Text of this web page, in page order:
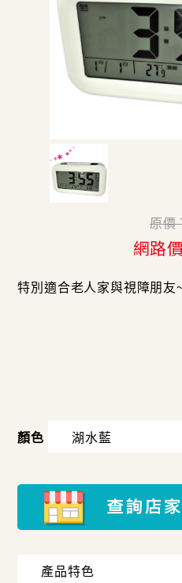
原價
網路
特別適合老人家與視障朋友
顏色